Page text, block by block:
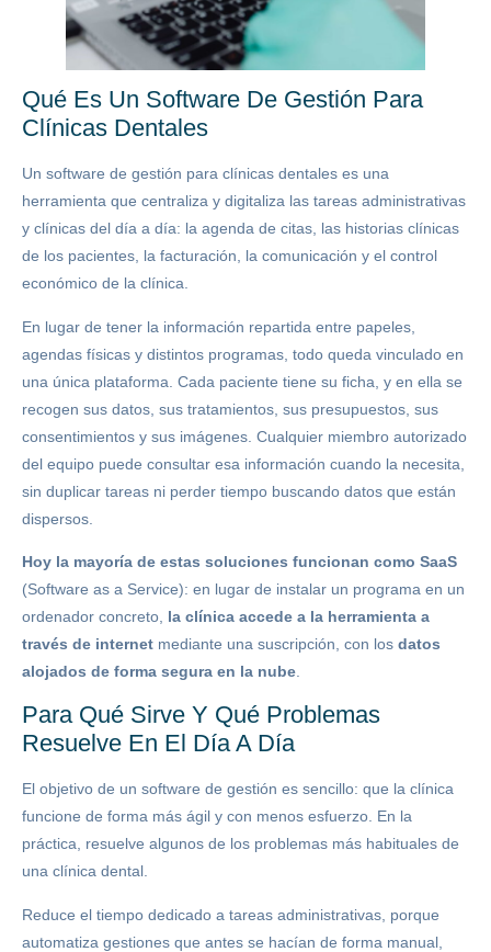
Qué Es Un Software De Gestión Para
Clínicas Dentales
Un software de gestión para clínicas dentales es una
herramienta que centraliza y digitaliza las tareas administrativas
y clínicas del día a día: la agenda de citas, las historias clínicas
de los pacientes, la facturación, la comunicación y el control
económico de la clínica.
En lugar de tener la información repartida entre papeles,
agendas físicas y distintos programas, todo queda vinculado en
una única plataforma. Cada paciente tiene su ficha, y en ella se
recogen sus datos, sus tratamientos, sus presupuestos, sus
consentimientos y sus imágenes. Cualquier miembro autorizado
del equipo puede consultar esa información cuando la necesita,
sin duplicar tareas ni perder tiempo buscando datos que están
dispersos.
Hoy la mayoría de estas soluciones funcionan como SaaS
(Software as a Service): en lugar de instalar un programa en un
ordenador concreto, la clínica accede a la herramienta a
través de internet mediante una suscripción, con los datos
alojados de forma segura en la nube
Para Qué Sirve Y Qué Problemas
Resuelve En El Día A Día
El objetivo de un software de gestión es sencillo: que la clínica
funcione de forma más ágil y con menos esfuerzo. En la
práctica, resuelve algunos de los problemas más habituales de
una clínica dental.
Reduce el tiempo dedicado a tareas administrativas, porque
automatiza gestiones que antes se hacían de forma manual,